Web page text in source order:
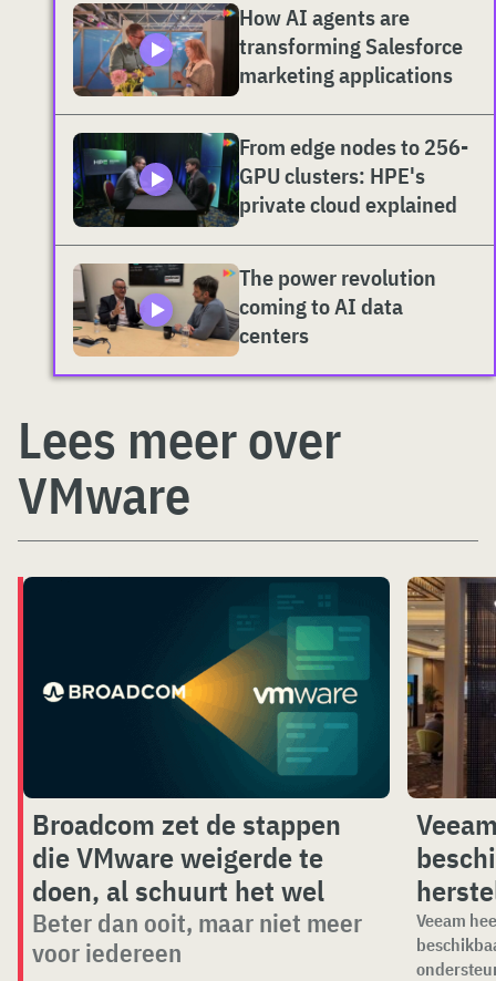
How AI agents are
transforming Salesforce
marketing applications
From edge nodes to 256-
GPU clusters: HPE's
private cloud explained
The power revolution
coming to AI data
centers
Lees meer over
VMware
Broadcom zet de stappen
die VMware weigerde te
doen, al schuurt het wel
Beter dan ooit, maar niet meer
voor iedereen
Veeam